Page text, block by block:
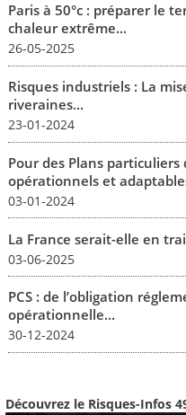
Paris à 50°c : préparer le
chaleur extrême...
26-05-2025
Risques industriels : La
riveraines...
23-01-2024
Pour des Plans
opérationnels et
03-01-2024
La France serait-elle en
03-06-2025
PCS : de l’obligation
opérationnelle...
30-12-2024
Découvrez le Risques-Infos